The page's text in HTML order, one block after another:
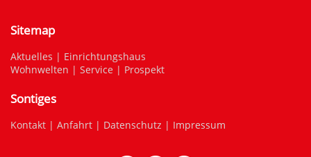
Sitemap
Aktuelles | Einrichtungshaus
Wohnwelten | Service | Prospekt
Sontiges
Kontakt | Anfahrt | Datenschutz | Impressum